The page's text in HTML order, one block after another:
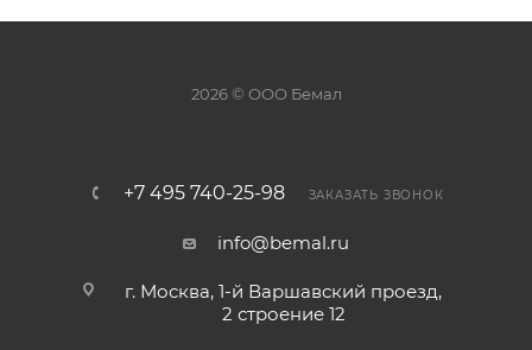
2026 © ООО Бемал
+7 495 740-25-98 ЗАКАЗАТЬ ЗВОНОК
info@bemal.ru
г. Москва, 1-й Варшавский проезд,
2 строение 12